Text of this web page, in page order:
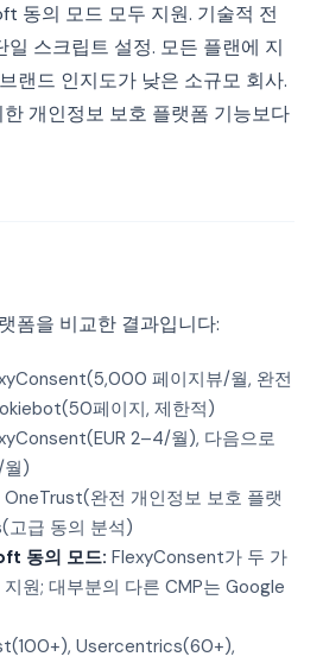
동의 모드 모두 지원. 기술적 전
일 스크립트 설정. 모든 플랜에 지
브랜드 인지도가 낮은 소규모 회사.
개인정보 보호 플랫폼 기능보다
폼을 비교한 결과입니다:
페이지뷰/월, 완전
페이지, 제한적)
2–4/월), 다음으로
월)
OneTrust(완전 개인정보 보호 플랫
급 동의 분석)
동의 모드: FlexyConsent가 두 가
원; 대부분의 다른 CMP는 Google
Usercentrics(60+),